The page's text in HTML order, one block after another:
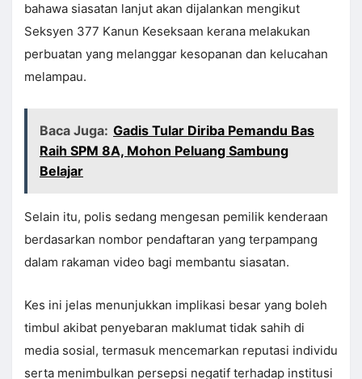
bahawa siasatan lanjut akan dijalankan mengikut
Seksyen 377 Kanun Keseksaan kerana melakukan
perbuatan yang melanggar kesopanan dan kelucahan
melampau.
Baca Juga: Gadis Tular Diriba Pemandu Bas
Raih SPM 8A, Mohon Peluang Sambung
Belajar
Selain itu, polis sedang mengesan pemilik kenderaan
berdasarkan nombor pendaftaran yang terpampang
dalam rakaman video bagi membantu siasatan.
Kes ini jelas menunjukkan implikasi besar yang boleh
timbul akibat penyebaran maklumat tidak sahih di
media sosial, termasuk mencemarkan reputasi individu
serta menimbulkan persepsi negatif terhadap institusi